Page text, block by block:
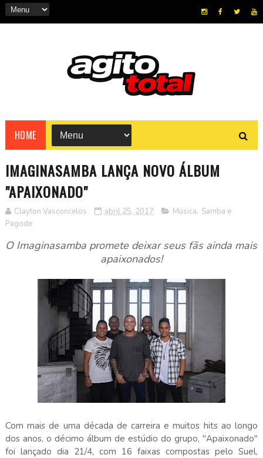
HOME
IMAGINASAMBA LANÇA NOVO ÁLBUM
"APAIXONADO"
Clayton Vasconcelos abril 25, 2017 Música, Samba e
Pagode
O Imaginasamba promete deixar seus fãs ainda mais
apaixonados!
Com mais de uma década de carreira e muitos hits ao longo
dos anos, o décimo álbum de estúdio do grupo, "Apaixonado"
foi lançado dia 21/4, com 16 faixas compostas pelo Suel,